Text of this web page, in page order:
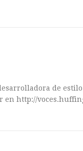
de
en http://